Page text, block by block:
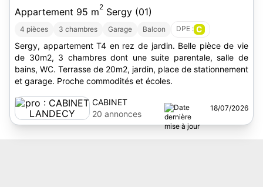
Appartement 95 m2 Sergy (01)
4 pièces 3 chambres Garage Balcon DPE : C
Sergy, appartement T4 en rez de jardin. Belle pièce de vie
de 30m2, 3 chambres dont une suite parentale, salle de
bains, WC. Terrasse de 20m2, jardin, place de stationnement
et garage. Proche commodités et écoles.
CABINET
LANDECY
20 annonces
18/07/2026